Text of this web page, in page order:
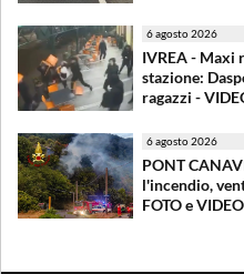
6 agosto 2026
IVREA - Maxi
stazione:
ragazzi -
6 agosto 2026
PONT
l'incendio,
FOTO e VIDEO